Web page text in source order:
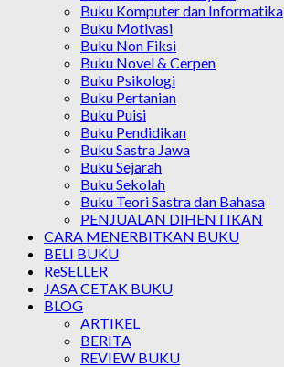
Buku Komputer dan Informatika
Buku Motivasi
Buku Non Fiksi
Buku Novel & Cerpen
Buku Psikologi
Buku Pertanian
Buku Puisi
Buku Pendidikan
Buku Sastra Jawa
Buku Sejarah
Buku Sekolah
Buku Teori Sastra dan Bahasa
PENJUALAN DIHENTIKAN
CARA MENERBITKAN BUKU
BELI BUKU
ReSELLER
JASA CETAK BUKU
BLOG
ARTIKEL
BERITA
REVIEW BUKU